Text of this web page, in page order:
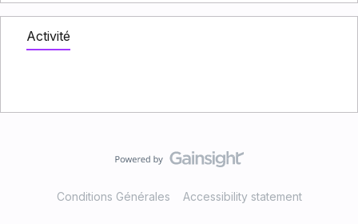
Activité
Conditions Générales Accessibility statement